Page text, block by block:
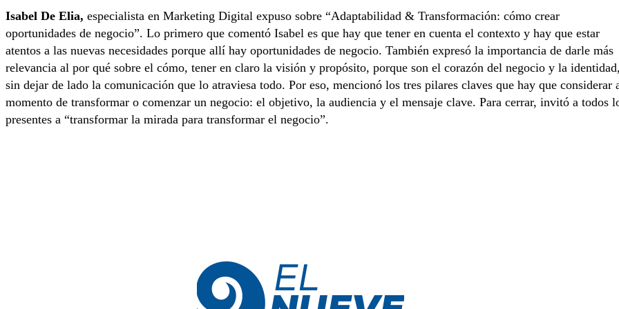
Isabel De Elia, especialista en Marketing Digital expuso sobre “Adaptabilidad & Transformación: cómo crear
oportunidades de negocio”. Lo primero que comentó Isabel es que hay que tener en cuenta el contexto y hay que estar
atentos a las nuevas necesidades porque allí hay oportunidades de negocio. También expresó la importancia de darle más
relevancia al por qué sobre el cómo, tener en claro la visión y propósito, porque son el corazón del negocio y la identidad,
sin dejar de lado la comunicación que lo atraviesa todo. Por eso, mencionó los tres pilares claves que hay que considerar
momento de transformar o comenzar un negocio: el objetivo, la audiencia y el mensaje clave. Para cerrar, invitó a todos
presentes a “transformar la mirada para transformar el negocio”.